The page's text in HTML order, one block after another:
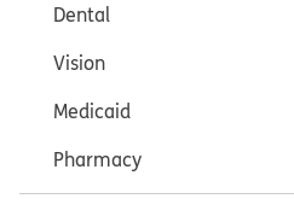
Dental
Vision
Medicaid
Pharmacy